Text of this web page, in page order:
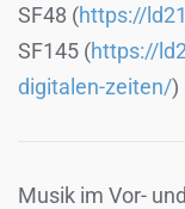
SF48 (https://
SF145 (https://
digitalen-zeiten/)
Musik im Vor-